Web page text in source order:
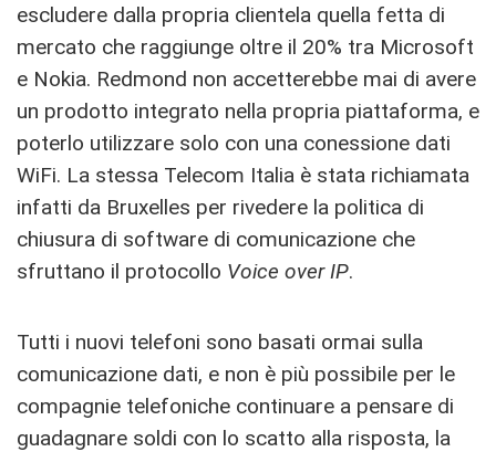
escludere dalla propria clientela quella fetta di
mercato che raggiunge oltre il 20% tra Microsoft
e Nokia. Redmond non accetterebbe mai di avere
un prodotto integrato nella propria piattaforma, e
poterlo utilizzare solo con una conessione dati
WiFi. La stessa Telecom Italia è stata richiamata
infatti da Bruxelles per rivedere la politica di
chiusura di software di comunicazione che
sfruttano il protocollo Voice over IP.
Tutti i nuovi telefoni sono basati ormai sulla
comunicazione dati, e non è più possibile per le
compagnie telefoniche continuare a pensare di
guadagnare soldi con lo scatto alla risposta, la